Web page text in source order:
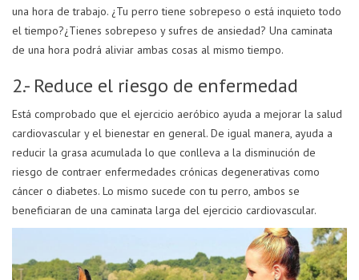
una hora de trabajo. ¿Tu perro tiene sobrepeso o está inquieto todo
el tiempo?¿Tienes sobrepeso y sufres de ansiedad? Una caminata
de una hora podrá aliviar ambas cosas al mismo tiempo.
2.- Reduce el riesgo de enfermedad
Está comprobado que el ejercicio aeróbico ayuda a mejorar la salud
cardiovascular y el bienestar en general. De igual manera, ayuda a
reducir la grasa acumulada lo que conlleva a la disminución de
riesgo de contraer enfermedades crónicas degenerativas como
cáncer o diabetes. Lo mismo sucede con tu perro, ambos se
beneficiaran de una caminata larga del ejercicio cardiovascular.